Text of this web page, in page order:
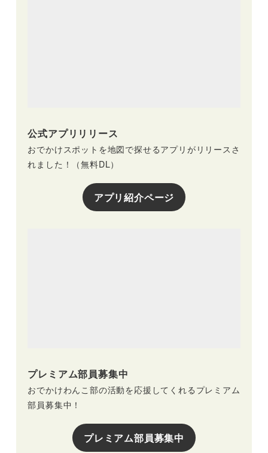
公式アプリリリース
おでかけスポットを地図で探せるアプリがリリースさ
れました！（無料DL）
アプリ紹介ページ
プレミアム部員募集中
おでかけわんこ部の活動を応援してくれるプレミアム
部員募集中！
プレミアム部員募集中